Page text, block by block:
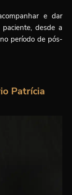
e dar
desde a
período de pós-
Patrícia